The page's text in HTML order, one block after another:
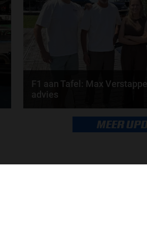
Iedere...
door
F1 aan Tafel: Max
advies
Max Verstappen adviseert Red Bull.
Russell weg bij Mercedes? En moet
MEER